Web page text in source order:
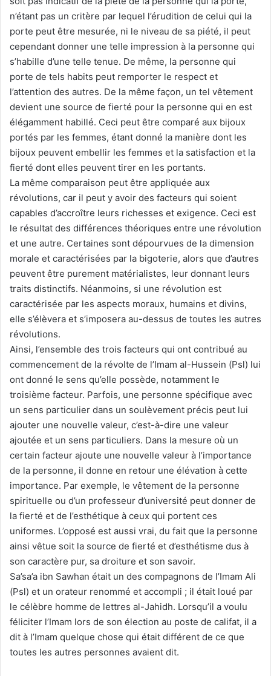
n’étant pas un critère par lequel l’érudition de celui qui la
porte peut être mesurée, ni le niveau de sa piété, il peut
cependant donner une telle impression à la personne qui
s’habille d’une telle tenue. De même, la personne qui
porte de tels habits peut remporter le respect et
l’attention des autres. De la même façon, un tel vêtement
devient une source de fierté pour la personne qui en est
élégamment habillé. Ceci peut être comparé aux bijoux
portés par les femmes, étant donné la manière dont les
bijoux peuvent embellir les femmes et la satisfaction et la
fierté dont elles peuvent tirer en les portants.
La même comparaison peut être appliquée aux
révolutions, car il peut y avoir des facteurs qui soient
capables d’accroître leurs richesses et exigence. Ceci est
le résultat des différences théoriques entre une révolution
et une autre. Certaines sont dépourvues de la dimension
morale et caractérisées par la bigoterie, alors que d’autres
peuvent être purement matérialistes, leur donnant leurs
traits distinctifs. Néanmoins, si une révolution est
caractérisée par les aspects moraux, humains et divins,
elle s’élèvera et s’imposera au-dessus de toutes les autres
révolutions.
Ainsi, l’ensemble des trois facteurs qui ont contribué au
commencement de la révolte de l’Imam al-Hussein (Psl) lui
ont donné le sens qu’elle possède, notamment le
troisième facteur. Parfois, une personne spécifique avec
un sens particulier dans un soulèvement précis peut lui
ajouter une nouvelle valeur, c’est-à-dire une valeur
ajoutée et un sens particuliers. Dans la mesure où un
certain facteur ajoute une nouvelle valeur à l’importance
de la personne, il donne en retour une élévation à cette
importance. Par exemple, le vêtement de la personne
spirituelle ou d’un professeur d’université peut donner de
la fierté et de l’esthétique à ceux qui portent ces
uniformes. L’opposé est aussi vrai, du fait que la personne
ainsi vêtue soit la source de fierté et d’esthétisme dus à
son caractère pur, sa droiture et son savoir.
Sa’sa’a ibn Sawhan était un des compagnons de l’Imam Ali
(Psl) et un orateur renommé et accompli ; il était loué par
le célèbre homme de lettres al-Jahidh. Lorsqu’il a voulu
féliciter l’Imam lors de son élection au poste de califat, il a
dit à l’Imam quelque chose qui était différent de ce que
toutes les autres personnes avaient dit.